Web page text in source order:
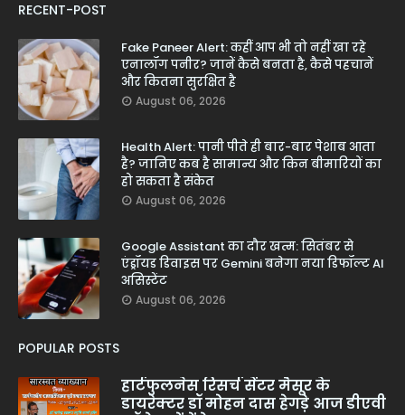
RECENT-POST
Fake Paneer Alert: कहीं आप भी तो नहीं खा रहे
एनालॉग पनीर? जानें कैसे बनता है, कैसे पहचानें
और कितना सुरक्षित है
August 06, 2026
Health Alert: पानी पीते ही बार-बार पेशाब आता
है? जानिए कब है सामान्य और किन बीमारियों का
हो सकता है संकेत
August 06, 2026
Google Assistant का दौर खत्म: सितंबर से
एंड्रॉयड डिवाइस पर Gemini बनेगा नया डिफॉल्ट AI
असिस्टेंट
August 06, 2026
POPULAR POSTS
हार्टफुलनेस रिसर्च सेंटर मैसूर के
डायरेक्टर डॉ मोहन दास हेगड़े आज डीएवी